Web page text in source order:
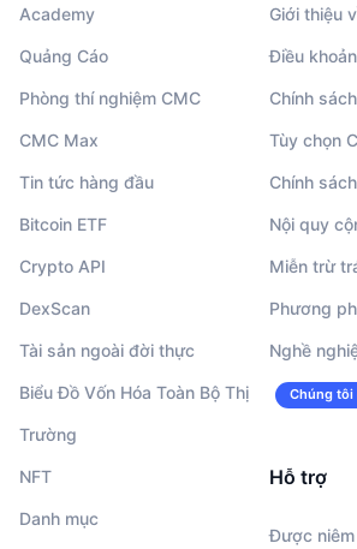
Academy
Quảng Cáo
Phòng thí nghiệm CMC
CMC Max
Tin tức hàng đầu
Bitcoin ETF
Crypto API
DexScan
Tài sản ngoài đời thực
Biểu Đồ Vốn Hóa Toàn Bộ Thị
Trường
NFT
Danh mục
Giới thiệu
Điều
Chính
Tùy chọn
Chính
Nội quy
Miễn trừ
Phương
Nghề
Chúng tôi
Hỗ trợ
Được